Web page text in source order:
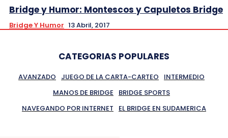
Bridge y Humor: Montescos y Capuletos Bridge
Bridge Y Humor 13 Abril, 2017
CATEGORIAS POPULARES
AVANZADO JUEGO DE LA CARTA-CARTEO
INTERMEDIO
MANOS DE BRIDGE
BRIDGE SPORTS
NAVEGANDO POR INTERNET
EL BRIDGE EN SUDAMERICA